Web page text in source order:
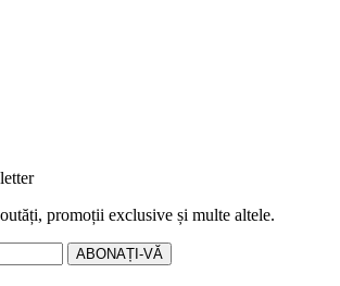
promoții exclusive și multe altele.